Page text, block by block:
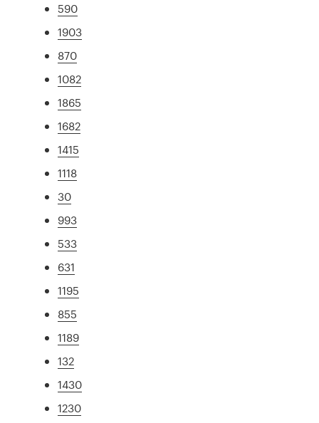
590
1903
870
1082
1865
1682
1415
1118
30
993
533
631
1195
855
1189
132
1430
1230